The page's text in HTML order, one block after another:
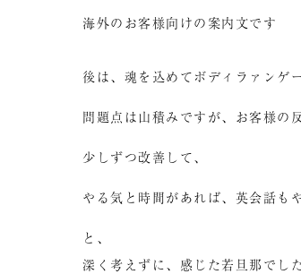
海外のお客様向けの案内文です
後は、魂を込めてボディラァンゲ
問題点は山積みですが、お客様の
少しずつ改善して、
やる気と時間があれば、英会話も
と、
深く考えずに、感じた若旦那でし